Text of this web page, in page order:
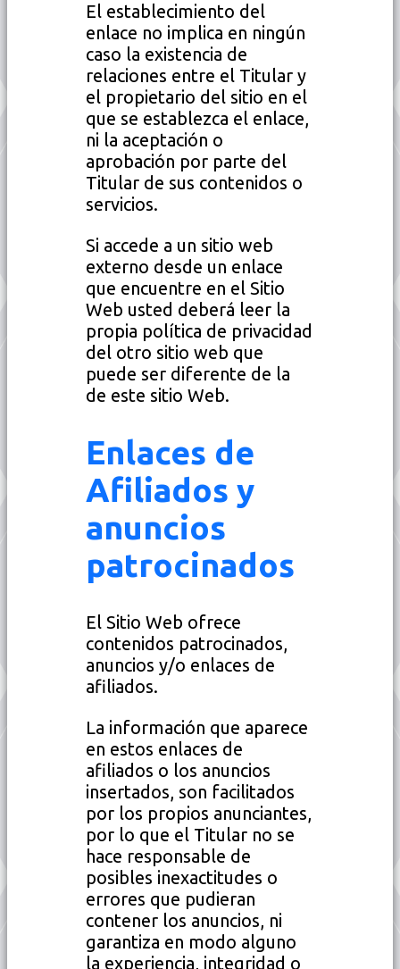
El establecimiento del
enlace no implica en ningún
caso la existencia de
relaciones entre el Titular y
el propietario del sitio en el
que se establezca el enlace,
ni la aceptación o
aprobación por parte del
Titular de sus contenidos o
servicios.
Si accede a un sitio web
externo desde un enlace
que encuentre en el Sitio
Web usted deberá leer la
propia política de privacidad
del otro sitio web que
puede ser diferente de la
de este sitio Web.
Enlaces de
Afiliados y
anuncios
patrocinados
El Sitio Web ofrece
contenidos patrocinados,
anuncios y/o enlaces de
afiliados.
La información que aparece
en estos enlaces de
afiliados o los anuncios
insertados, son facilitados
por los propios anunciantes,
por lo que el Titular no se
hace responsable de
posibles inexactitudes o
errores que pudieran
contener los anuncios, ni
garantiza en modo alguno
la experiencia, integridad o